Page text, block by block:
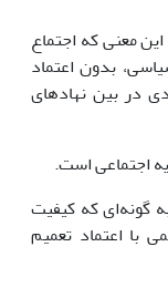
معنی که اجتماع
بدون اعتماد
در بین نهادهای
گونه‌ای که کیفیت
با اعتماد تعمیم